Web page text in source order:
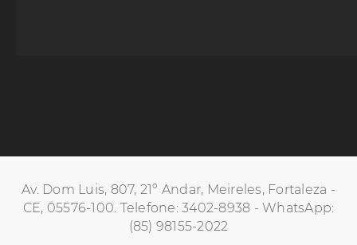
Av. Dom Luis, 807, 21º Andar, Meireles, Fortaleza -
CE, 05576-100. Telefone: 3402-8938 - WhatsApp:
(85) 98155-2022